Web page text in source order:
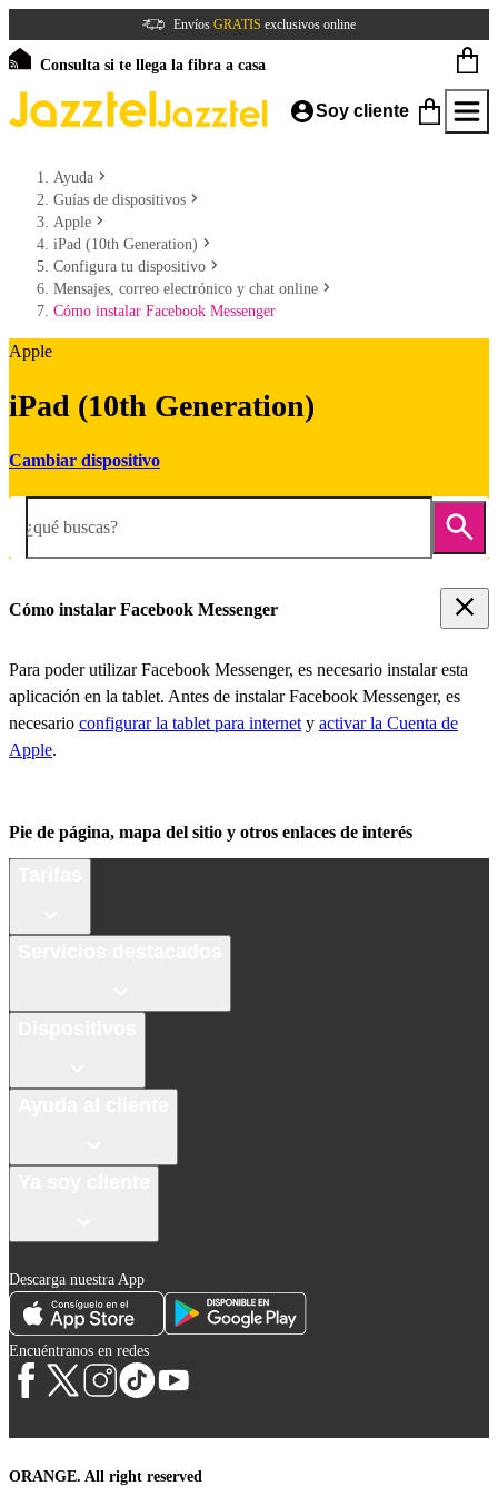
Envíos GRATIS exclusivos online
Consulta si te llega la fibra a casa
Soy cliente
Ayuda
Guías de dispositivos
Apple
iPad (10th Generation)
Configura tu dispositivo
Mensajes, correo electrónico y chat online
Cómo instalar Facebook Messenger
Apple
iPad (10th Generation)
Cambiar dispositivo
¿qué buscas?
Cómo instalar Facebook Messenger
Para poder utilizar Facebook Messenger, es necesario instalar esta
aplicación en la tablet. Antes de instalar Facebook Messenger, es
necesario configurar la tablet para internet y activar la Cuenta de
Apple.
Pie de página, mapa del sitio y otros enlaces de interés
Descarga nuestra App
Encuéntranos en redes
ORANGE. All right reserved